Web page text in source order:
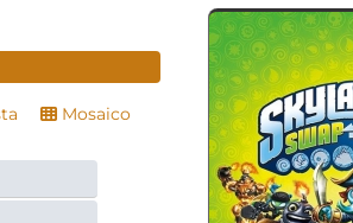
Mosaico